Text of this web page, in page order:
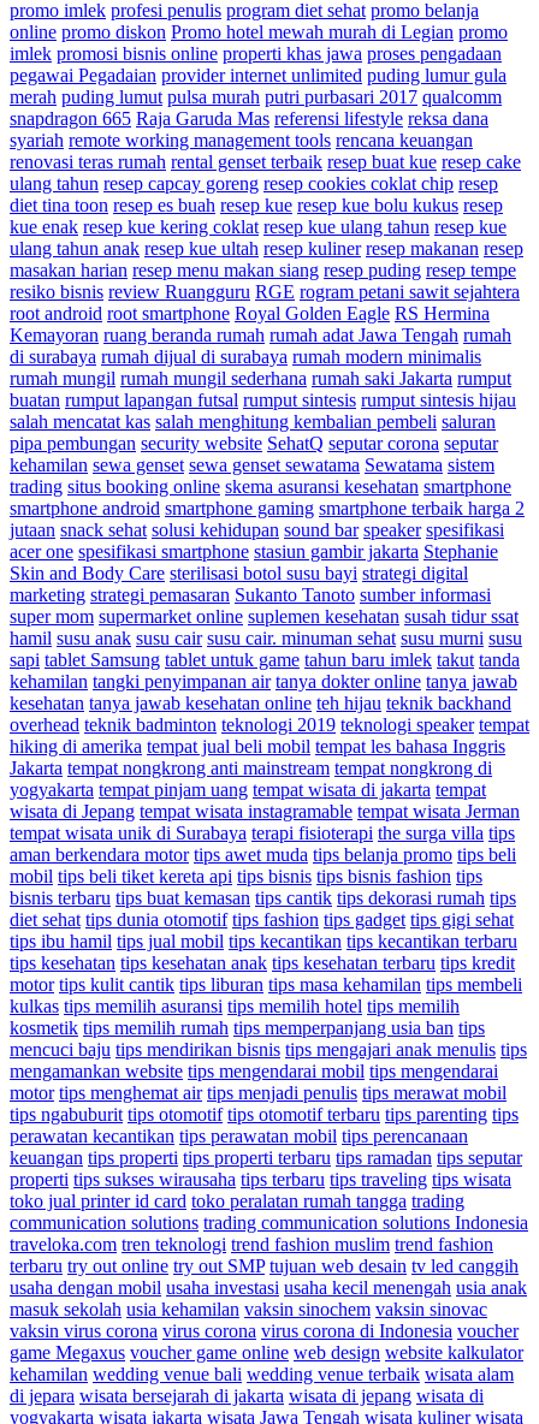
promo imlek profesi penulis program diet sehat promo belanja
online promo diskon Promo hotel mewah murah di Legian promo
imlek promosi bisnis online properti khas jawa proses pengadaan
pegawai Pegadaian provider internet unlimited puding lumur gula
merah puding lumut pulsa murah putri purbasari 2017 qualcomm
snapdragon 665 Raja Garuda Mas referensi lifestyle reksa dana
syariah remote working management tools rencana keuangan
renovasi teras rumah rental genset terbaik resep buat kue resep cake
ulang tahun resep capcay goreng resep cookies coklat chip resep
diet tina toon resep es buah resep kue resep kue bolu kukus resep
kue enak resep kue kering coklat resep kue ulang tahun resep kue
ulang tahun anak resep kue ultah resep kuliner resep makanan resep
masakan harian resep menu makan siang resep puding resep tempe
resiko bisnis review Ruangguru RGE rogram petani sawit sejahtera
root android root smartphone Royal Golden Eagle RS Hermina
Kemayoran ruang beranda rumah rumah adat Jawa Tengah rumah
di surabaya rumah dijual di surabaya rumah modern minimalis
rumah mungil rumah mungil sederhana rumah saki Jakarta rumput
buatan rumput lapangan futsal rumput sintesis rumput sintesis hijau
salah mencatat kas salah menghitung kembalian pembeli saluran
pipa pembungan security website SehatQ seputar corona seputar
kehamilan sewa genset sewa genset sewatama Sewatama sistem
trading situs booking online skema asuransi kesehatan smartphone
smartphone android smartphone gaming smartphone terbaik harga 2
jutaan snack sehat solusi kehidupan sound bar speaker spesifikasi
acer one spesifikasi smartphone stasiun gambir jakarta Stephanie
Skin and Body Care sterilisasi botol susu bayi strategi digital
marketing strategi pemasaran Sukanto Tanoto sumber informasi
super mom supermarket online suplemen kesehatan susah tidur ssat
hamil susu anak susu cair susu cair. minuman sehat susu murni susu
sapi tablet Samsung tablet untuk game tahun baru imlek takut tanda
kehamilan tangki penyimpanan air tanya dokter online tanya jawab
kesehatan tanya jawab kesehatan online teh hijau teknik backhand
overhead teknik badminton teknologi 2019 teknologi speaker tempat
hiking di amerika tempat jual beli mobil tempat les bahasa Inggris
Jakarta tempat nongkrong anti mainstream tempat nongkrong di
yogyakarta tempat pinjam uang tempat wisata di jakarta tempat
wisata di Jepang tempat wisata instagramable tempat wisata Jerman
tempat wisata unik di Surabaya terapi fisioterapi the surga villa tips
aman berkendara motor tips awet muda tips belanja promo tips beli
mobil tips beli tiket kereta api tips bisnis tips bisnis fashion tips
bisnis terbaru tips buat kemasan tips cantik tips dekorasi rumah tips
diet sehat tips dunia otomotif tips fashion tips gadget tips gigi sehat
tips ibu hamil tips jual mobil tips kecantikan tips kecantikan terbaru
tips kesehatan tips kesehatan anak tips kesehatan terbaru tips kredit
motor tips kulit cantik tips liburan tips masa kehamilan tips membeli
kulkas tips memilih asuransi tips memilih hotel tips memilih
kosmetik tips memilih rumah tips memperpanjang usia ban tips
mencuci baju tips mendirikan bisnis tips mengajari anak menulis tips
mengamankan website tips mengendarai mobil tips mengendarai
motor tips menghemat air tips menjadi penulis tips merawat mobil
tips ngabuburit tips otomotif tips otomotif terbaru tips parenting tips
perawatan kecantikan tips perawatan mobil tips perencanaan
keuangan tips properti tips properti terbaru tips ramadan tips seputar
properti tips sukses wirausaha tips terbaru tips traveling tips wisata
toko jual printer id card toko peralatan rumah tangga trading
communication solutions trading communication solutions Indonesia
traveloka.com tren teknologi trend fashion muslim trend fashion
terbaru try out online try out SMP tujuan web desain tv led canggih
usaha dengan mobil usaha investasi usaha kecil menengah usia anak
masuk sekolah usia kehamilan vaksin sinochem vaksin sinovac
vaksin virus corona virus corona virus corona di Indonesia voucher
game Megaxus voucher game online web design website kalkulator
kehamilan wedding venue bali wedding venue terbaik wisata alam
di jepara wisata bersejarah di jakarta wisata di jepang wisata di
yogyakarta wisata jakarta wisata Jawa Tengah wisata kuliner wisata